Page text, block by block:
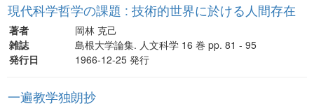
現代科学哲学の課題 : 技術的世界に於ける人間存在
著者
岡林 克己
雑誌
島根大学論集. 人文科学 16 巻 pp. 81 - 95
発行日
1966-12-25 発行
一遍教学独朗抄